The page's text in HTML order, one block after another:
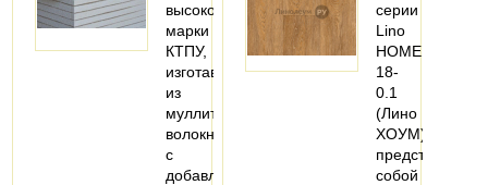
высокотемпературные
марки
КТПУ,
изготавливают
из
муллитокремнеземистого
волокна
с
добавлением
серии
Lino
HOME
18-
0.1
(Лино
ХОУМ)
представляет
собой